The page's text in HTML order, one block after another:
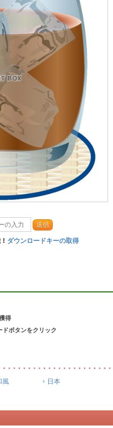
送信
ダウンロードキーの取得
得
ドボタンをクリック
風
日本